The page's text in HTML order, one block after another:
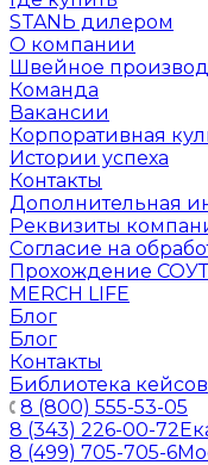
STANЬ дилером
О компании
Швейное
Команда
Вакансии
Корпоративная
Истории успеха
Контакты
Дополнительная
Реквизиты
Согласие на
Прохождение СОУТ
MERCH LIFE
Блог
Блог
Контакты
Библиотека кейсов
8 (800) 555-53-05
8 (343) 226-00-72
8 (499) 705-705-6